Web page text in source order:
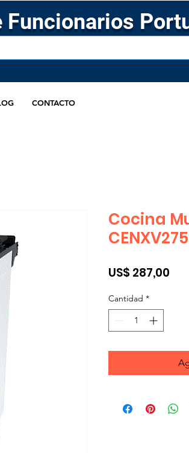
Funcionarios
CONTACTO
Cocina
US$ 287,00
Cantidad *